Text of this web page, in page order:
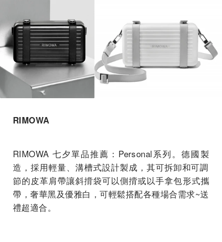
RIMOWA
RIMOWA 七夕單品推薦：Personal系列。德國製
造， 採用輕量、溝槽式設計製成， 其可拆卸和可調
節的皮革肩帶讓斜揹袋可以側揹或以手拿包形式攜
帶 ，奢華黑及優雅白，可輕鬆搭配各種場合需求~送
禮超適合。